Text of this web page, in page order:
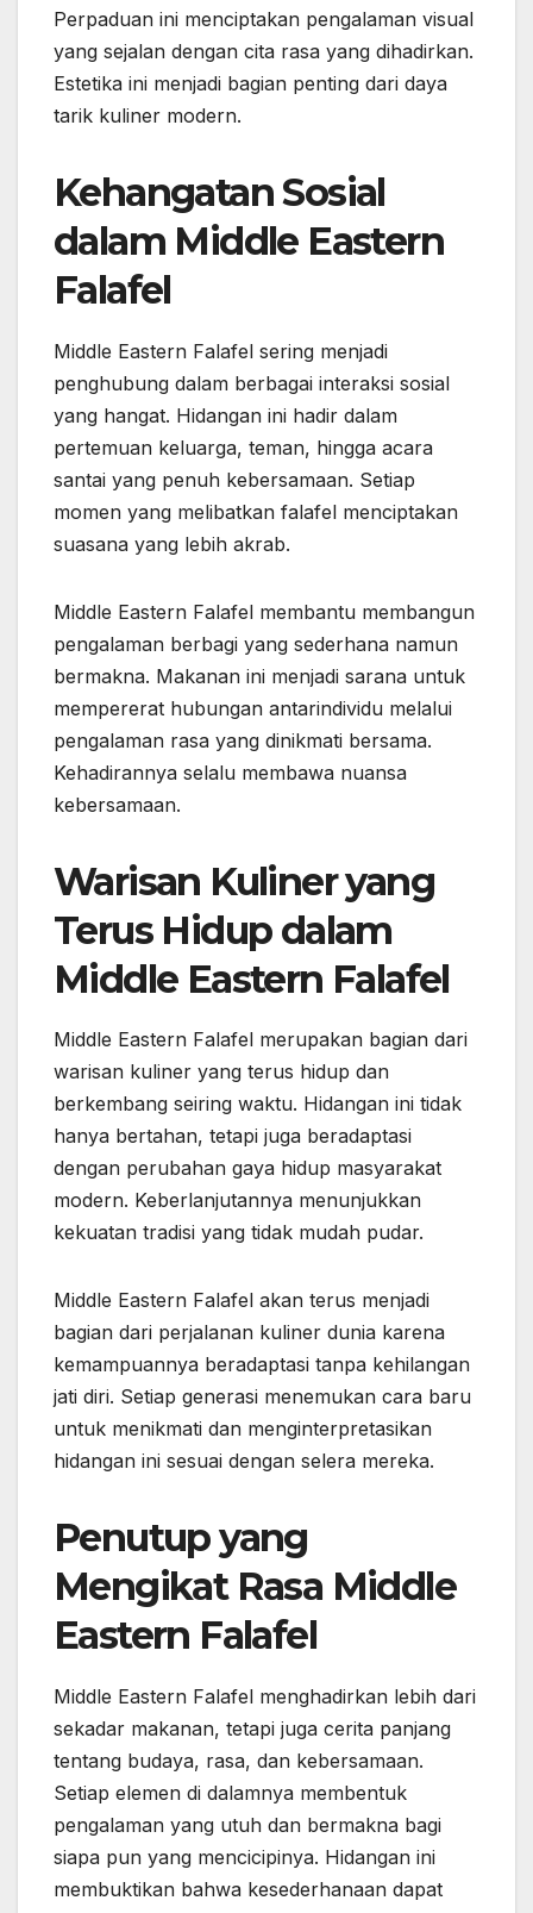
Perpaduan ini menciptakan pengalaman visual
yang sejalan dengan cita rasa yang dihadirkan.
Estetika ini menjadi bagian penting dari daya
tarik kuliner modern.
Kehangatan Sosial
dalam Middle Eastern
Falafel
Middle Eastern Falafel sering menjadi
penghubung dalam berbagai interaksi sosial
yang hangat. Hidangan ini hadir dalam
pertemuan keluarga, teman, hingga acara
santai yang penuh kebersamaan. Setiap
momen yang melibatkan falafel menciptakan
suasana yang lebih akrab.
Middle Eastern Falafel membantu membangun
pengalaman berbagi yang sederhana namun
bermakna. Makanan ini menjadi sarana untuk
mempererat hubungan antarindividu melalui
pengalaman rasa yang dinikmati bersama.
Kehadirannya selalu membawa nuansa
kebersamaan.
Warisan Kuliner yang
Terus Hidup dalam
Middle Eastern Falafel
Middle Eastern Falafel merupakan bagian dari
warisan kuliner yang terus hidup dan
berkembang seiring waktu. Hidangan ini tidak
hanya bertahan, tetapi juga beradaptasi
dengan perubahan gaya hidup masyarakat
modern. Keberlanjutannya menunjukkan
kekuatan tradisi yang tidak mudah pudar.
Middle Eastern Falafel akan terus menjadi
bagian dari perjalanan kuliner dunia karena
kemampuannya beradaptasi tanpa kehilangan
jati diri. Setiap generasi menemukan cara baru
untuk menikmati dan menginterpretasikan
hidangan ini sesuai dengan selera mereka.
Penutup yang
Mengikat Rasa Middle
Eastern Falafel
Middle Eastern Falafel menghadirkan lebih dari
sekadar makanan, tetapi juga cerita panjang
tentang budaya, rasa, dan kebersamaan.
Setiap elemen di dalamnya membentuk
pengalaman yang utuh dan bermakna bagi
siapa pun yang mencicipinya. Hidangan ini
membuktikan bahwa kesederhanaan dapat